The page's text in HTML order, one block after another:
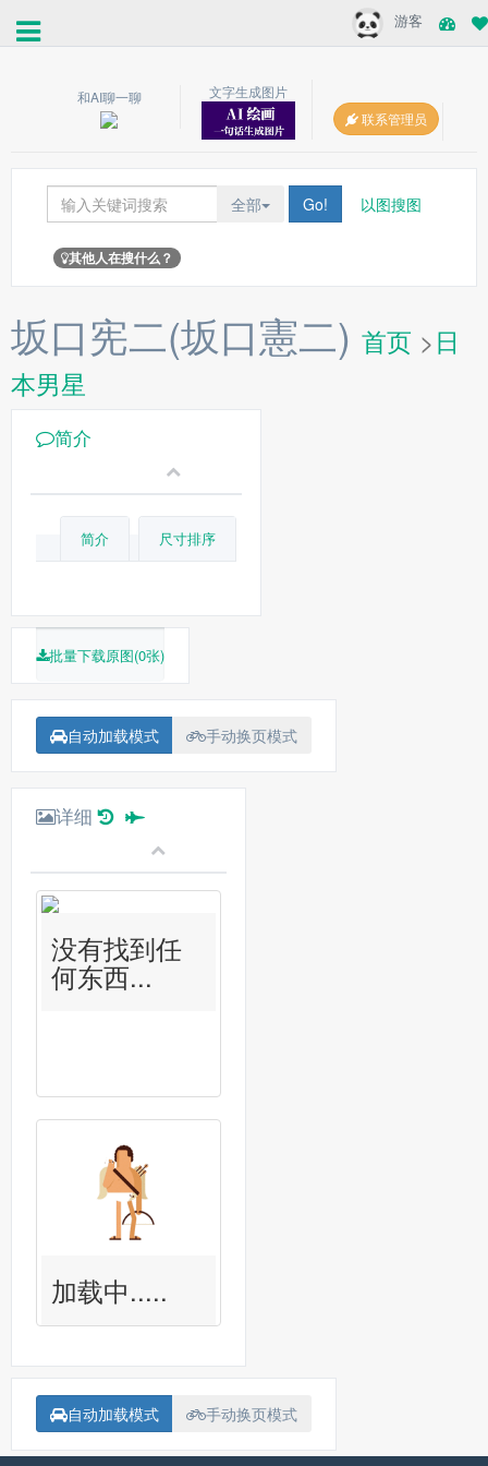
游客
和AI聊一聊
文字生成图片
联系管理员
全部 Go! 以图搜图
其他人在搜什么？
坂口宪二(坂口憲二) 首页 >日
本男星
简介
简介 尺寸排序
批量下载原图(0张)
自动加载模式 手动换页模式
详细
没有找到任
何东西...
加载中.....
自动加载模式 手动换页模式